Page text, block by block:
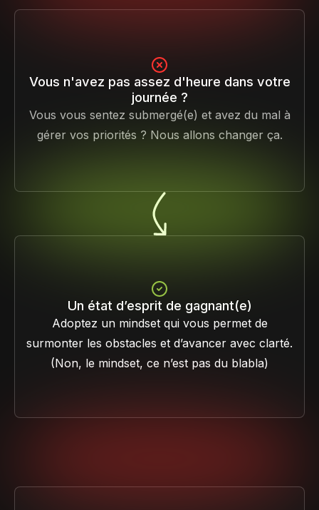
Vous n'avez pas assez d'heure dans votre
journée ?
Vous vous sentez submergé(e) et avez du mal à
gérer vos priorités ? Nous allons changer ça.
Un état d’esprit de gagnant(e)
Adoptez un mindset qui vous permet de
surmonter les obstacles et d’avancer avec clarté.
(Non, le mindset, ce n’est pas du blabla)